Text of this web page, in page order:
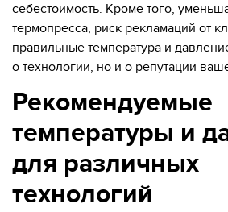
себестоимость. Кроме того,
термопресса, риск рекламаций от
правильные температура и
о технологии, но и о репутации
Рекомендуемые
температуры и
для различных
технологий